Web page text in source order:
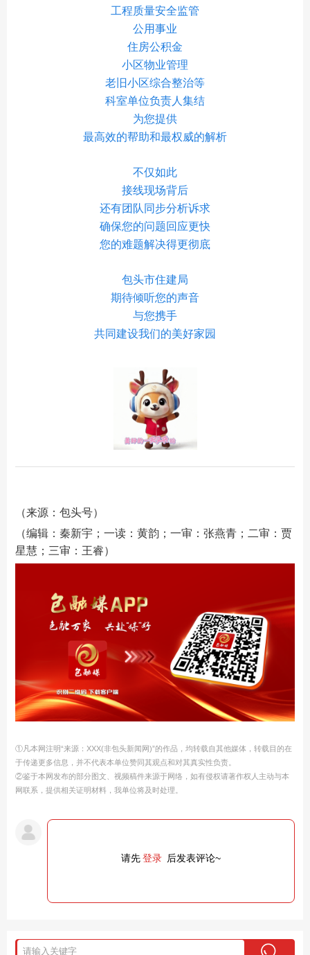
工程质量安全监管
公用事业
住房公积金
小区物业管理
老旧小区综合整治等
科室单位负责人集结
为您提供
最高效的帮助和最权威的解析
不仅如此
接线现场背后
还有团队同步分析诉求
确保您的问题回应更快
您的难题解决得更彻底
包头市住建局
期待倾听您的声音
与您携手
共同建设我们的美好家园
（来源：包头号）
（编辑：秦新宇；一读：黄韵；一审：张燕青；二审：贾
星慧；三审：王睿）
①凡本网注明“来源：XXX(非包头新闻网)”的作品，均转载自其他媒体，转载目的在
于传递更多信息，并不代表本单位赞同其观点和对其真实性负责。
②鉴于本网发布的部分图文、视频稿件来源于网络，如有侵权请著作权人主动与本
网联系，提供相关证明材料，我单位将及时处理。
请先登录 后发表评论~